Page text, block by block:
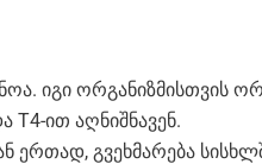
იგი ორგანიზმისთვის ორ
ით აღნიშნავენ.
ერთად, გვეხმარება